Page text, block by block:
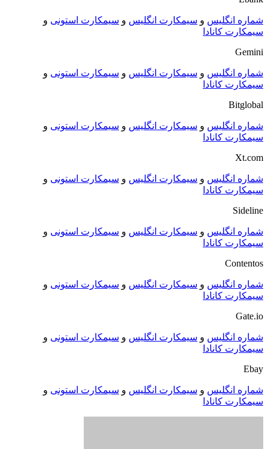
شماره انگلیس و سیمکارت انگلیس و سیمکارت استونی و
سیمکارت کانادا
Gemini
شماره انگلیس و سیمکارت انگلیس و سیمکارت استونی و
سیمکارت کانادا
Bitglobal
شماره انگلیس و سیمکارت انگلیس و سیمکارت استونی و
سیمکارت کانادا
Xt.com
شماره انگلیس و سیمکارت انگلیس و سیمکارت استونی و
سیمکارت کانادا
Sideline
شماره انگلیس و سیمکارت انگلیس و سیمکارت استونی و
سیمکارت کانادا
Contentos
شماره انگلیس و سیمکارت انگلیس و سیمکارت استونی و
سیمکارت کانادا
Gate.io
شماره انگلیس و سیمکارت انگلیس و سیمکارت استونی و
سیمکارت کانادا
Ebay
شماره انگلیس و سیمکارت انگلیس و سیمکارت استونی و
سیمکارت کانادا